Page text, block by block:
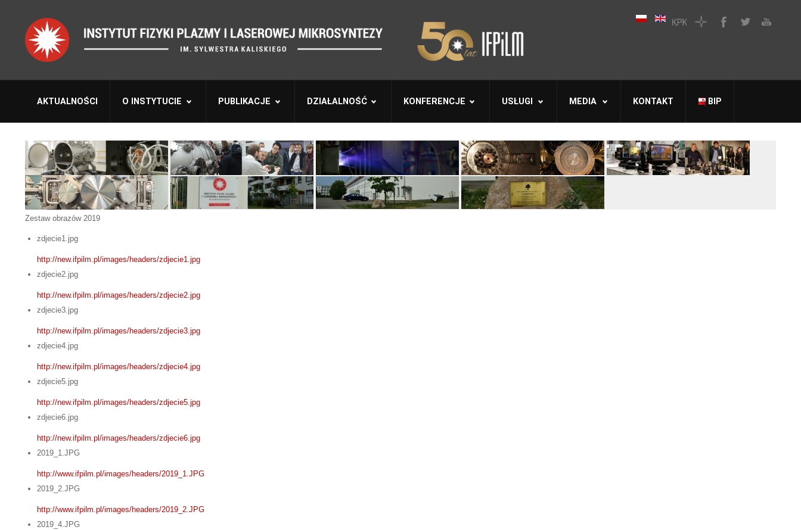
AKTUALNOŚCI O INSTYTUCIE PUBLIKACJE DZIAŁALNOŚĆ KONFERENCJE USŁUGI MEDIA KONTAKT BIP
Zestaw obrazów 2019
zdjecie1.jpg
http://new.ifpilm.pl/images/headers/zdjecie1.jpg
zdjecie2.jpg
http://new.ifpilm.pl/images/headers/zdjecie2.jpg
zdjecie3.jpg
http://new.ifpilm.pl/images/headers/zdjecie3.jpg
zdjecie4.jpg
http://new.ifpilm.pl/images/headers/zdjecie4.jpg
zdjecie5.jpg
http://new.ifpilm.pl/images/headers/zdjecie5.jpg
zdjecie6.jpg
http://new.ifpilm.pl/images/headers/zdjecie6.jpg
2019_1.JPG
http://www.ifpilm.pl/images/headers/2019_1.JPG
2019_2.JPG
http://www.ifpilm.pl/images/headers/2019_2.JPG
2019_4.JPG